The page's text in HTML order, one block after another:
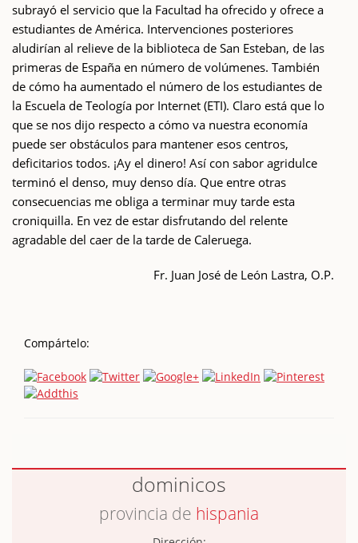
subrayó el servicio que la Facultad ha ofrecido y ofrece a
estudiantes de América. Intervenciones posteriores
aludirían al relieve de la biblioteca de San Esteban, de las
primeras de España en número de volúmenes. También
de cómo ha aumentado el número de los estudiantes de
la Escuela de Teología por Internet (ETI). Claro está que lo
que se nos dijo respecto a cómo va nuestra economía
puede ser obstáculos para mantener esos centros,
deficitarios todos. ¡Ay el dinero! Así con sabor agridulce
terminó el denso, muy denso día. Que entre otras
consecuencias me obliga a terminar muy tarde esta
croniquilla. En vez de estar disfrutando del relente
agradable del caer de la tarde de Caleruega.
Fr. Juan José de León Lastra, O.P.
Compártelo:
dominicos
provincia de hispania